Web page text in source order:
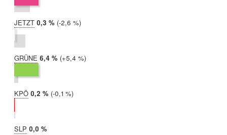
JETZT 2019:
0,3 %
2017:
2,9 %
Differenz:
-2,6 %
GRÜNE 2019:
6,4 %
2017:
1,0 %
Differenz:
+5,4 %
KPÖ 2019:
0,2 %
2017:
0,3 %
Differenz:
-0,1 %
SLP 2019:
0,0 %